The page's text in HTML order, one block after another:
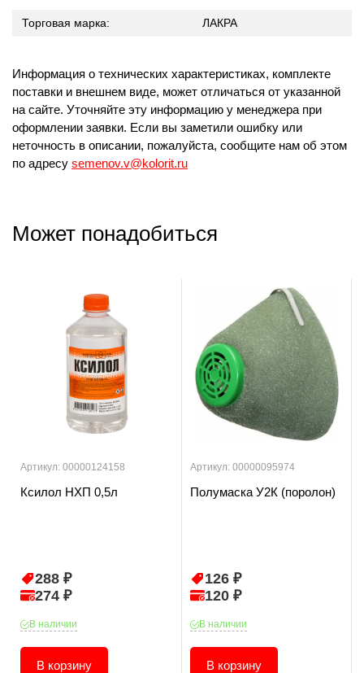
Торговая марка: ЛАКРА
Информация о технических характеристиках, комплекте
поставки и внешнем виде, может отличаться от указанной
на сайте. Уточняйте эту информацию у менеджера при
оформлении заявки. Если вы заметили ошибку или
неточность в описании, пожалуйста, сообщите нам об этом
по адресу semenov.v@kolorit.ru
Может понадобиться
Артикул: 00000124158
Ксилол НХП 0,5л
288 ₽
274 ₽
В наличии
В корзину
Артикул: 00000095974
Полумаска У2К (поролон)
126 ₽
120 ₽
В наличии
В корзину